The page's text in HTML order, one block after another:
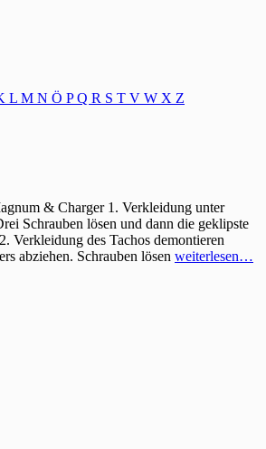
L M N Ö PQ R S T V W X Z
& Charger 1. Verkleidung unter
Schrauben lösen und dann die geklipste
Verkleidung des Tachos demontieren
abziehen. Schrauben lösen weiterlesen…